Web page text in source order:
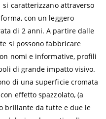
si caratterizzano attraverso
con un leggero
di 2 anni. A partire dalle
si possono fabbricare
nomi e informative, profili
di grande impatto visivo.
di una superficie cromata
effetto spazzolato, (a
brillante da tutte e due le